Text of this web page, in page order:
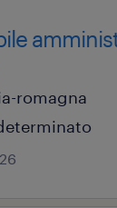
romagna